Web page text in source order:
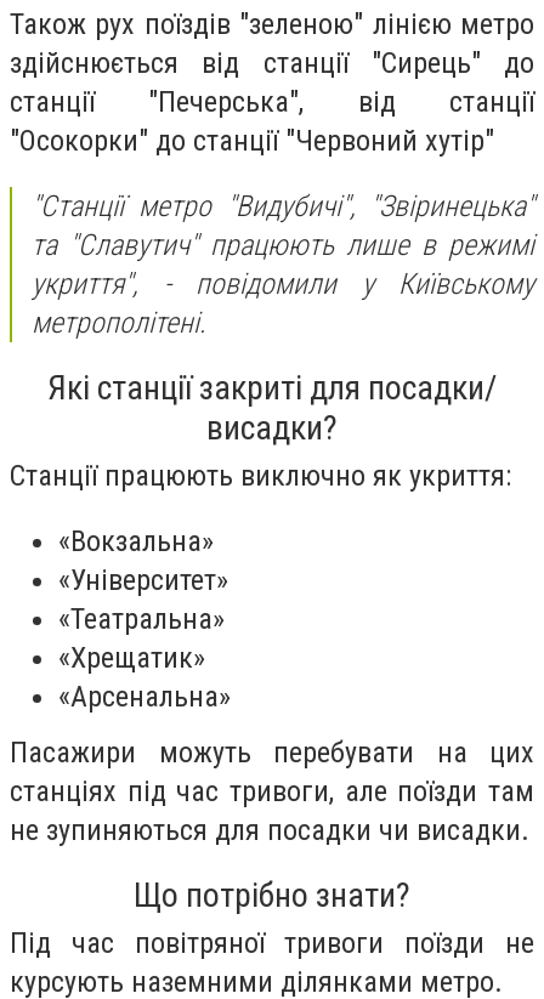
Також рух поїздів "зеленою" лінією метро
здійснюється від станції "Сирець" до
станції "Печерська", від станції
"Осокорки" до станції "Червоний хутір"
"Станції метро "Видубичі", "Звіринецька"
та "Славутич" працюють лише в режимі
укриття", - повідомили у Київському
метрополітені.
Які станції закриті для посадки/
висадки?
Станції працюють виключно як укриття:
«Вокзальна»
«Університет»
«Театральна»
«Хрещатик»
«Арсенальна»
Пасажири можуть перебувати на цих
станціях під час тривоги, але поїзди там
не зупиняються для посадки чи висадки.
Що потрібно знати?
Під час повітряної тривоги поїзди не
курсують наземними ділянками метро.